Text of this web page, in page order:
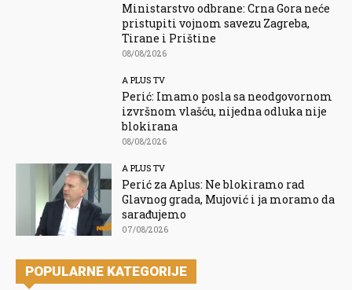
Ministarstvo odbrane: Crna Gora neće
pristupiti vojnom savezu Zagreba,
Tirane i Prištine
08/08/2026
A PLUS TV
Perić: Imamo posla sa neodgovornom
izvršnom vlašću, nijedna odluka nije
blokirana
08/08/2026
A PLUS TV
Perić za Aplus: Ne blokiramo rad
Glavnog grada, Mujović i ja moramo da
sarađujemo
07/08/2026
POPULARNE KATEGORIJE